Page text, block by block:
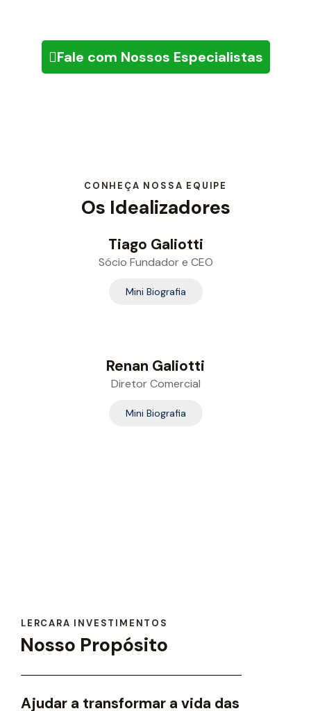
Fale com Nossos Especialistas
CONHEÇA NOSSA EQUIPE
Os Idealizadores
Tiago Galiotti
Sócio Fundador e CEO
Mini Biografia
Renan Galiotti
Diretor Comercial
Mini Biografia
LERCARA INVESTIMENTOS
Nosso Propósito
Ajudar a transformar a vida das